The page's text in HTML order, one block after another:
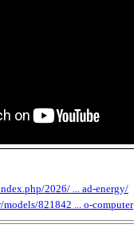
2026/ ... ad-energy/
821842 ... o-computer